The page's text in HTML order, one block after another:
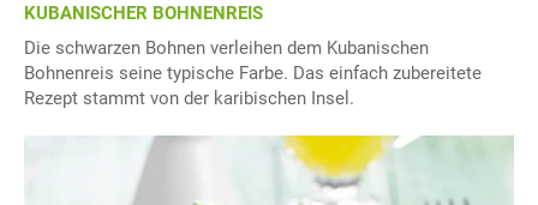
KUBANISCHER BOHNENREIS
Die schwarzen Bohnen verleihen dem Kubanischen
Bohnenreis seine typische Farbe. Das einfach zubereitete
Rezept stammt von der karibischen Insel.